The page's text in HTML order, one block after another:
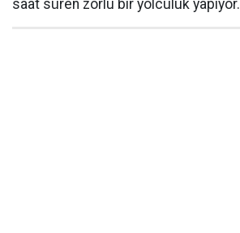
saat süren zorlu bir yolculuk yapıyor.